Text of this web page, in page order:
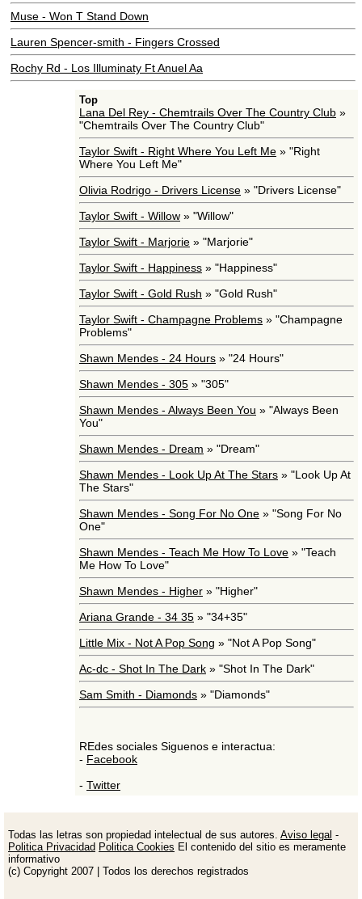
Muse - Won T Stand Down
Lauren Spencer-smith - Fingers Crossed
Rochy Rd - Los Illuminaty Ft Anuel Aa
Top
Lana Del Rey - Chemtrails Over The Country Club »
"Chemtrails Over The Country Club"
Taylor Swift - Right Where You Left Me » "Right
Where You Left Me"
Olivia Rodrigo - Drivers License » "Drivers License"
Taylor Swift - Willow » "Willow"
Taylor Swift - Marjorie » "Marjorie"
Taylor Swift - Happiness » "Happiness"
Taylor Swift - Gold Rush » "Gold Rush"
Taylor Swift - Champagne Problems » "Champagne
Problems"
Shawn Mendes - 24 Hours » "24 Hours"
Shawn Mendes - 305 » "305"
Shawn Mendes - Always Been You » "Always Been
You"
Shawn Mendes - Dream » "Dream"
Shawn Mendes - Look Up At The Stars » "Look Up At
The Stars"
Shawn Mendes - Song For No One » "Song For No
One"
Shawn Mendes - Teach Me How To Love » "Teach
Me How To Love"
Shawn Mendes - Higher » "Higher"
Ariana Grande - 34 35 » "34+35"
Little Mix - Not A Pop Song » "Not A Pop Song"
Ac-dc - Shot In The Dark » "Shot In The Dark"
Sam Smith - Diamonds » "Diamonds"
REdes sociales Siguenos e interactua:
- Facebook
- Twitter
Todas las letras son propiedad intelectual de sus autores. Aviso legal -
Politica Privacidad Politica Cookies El contenido del sitio es meramente
informativo
(c) Copyright 2007 | Todos los derechos registrados